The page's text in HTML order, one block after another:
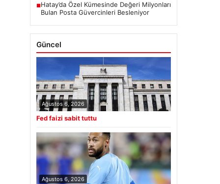
■Hatay’da Özel Kümesinde Değeri Milyonları
Bulan Posta Güvercinleri Besleniyor
Güncel
Ağustos 6, 2026
Fed faizi sabit tuttu
Ağustos 6, 2026